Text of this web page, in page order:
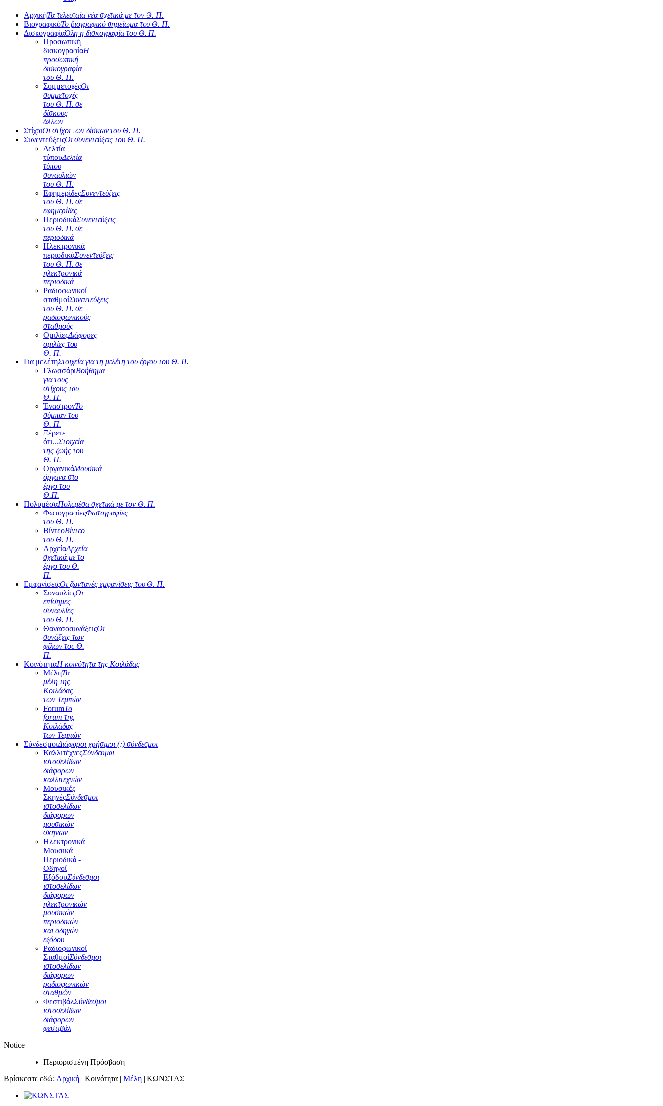
ΑρχικήΤα τελευταία νέα σχετικά με τον Θ. Π.
ΒιογραφικόΤο βιογραφικό σημείωμα του Θ. Π.
ΔισκογραφίαΌλη η δισκογραφία του Θ. Π.
Προσωπική
δισκογραφίαΗ
προσωπική
δισκογραφία
του Θ. Π.
ΣυμμετοχέςΟι
συμμετοχές
του Θ. Π. σε
δίσκους
άλλων
ΣτίχοιΟι στίχοι των δίσκων του Θ. Π.
ΣυνεντεύξειςΟι συνεντεύξεις του Θ. Π.
Δελτία
τύπουΔελτία
τύπου
συναυλιών
του Θ. Π.
ΕφημερίδεςΣυνεντεύξεις
του Θ. Π. σε
εφημερίδες
ΠεριοδικάΣυνεντεύξεις
του Θ. Π. σε
περιοδικά
Ηλεκτρονικά
περιοδικάΣυνεντεύξεις
του Θ. Π. σε
ηλεκτρονικά
περιοδικά
Ραδιοφωνικοί
σταθμοίΣυνεντεύξεις
του Θ. Π. σε
ραδιοφωνικούς
σταθμούς
ΟμιλίεςΔιάφορες
ομιλίες του
Θ. Π.
Για μελέτηΣτοιχεία για τη μελέτη του έργου του Θ. Π.
ΓλωσσάριΒοήθημα
για τους
στίχους του
Θ. Π.
ΈναστρονΤο
σύμπαν του
Θ. Π.
Ξέρετε
ότι...Στοιχεία
της ζωής του
Θ. Π.
ΟργανικάΜουσικά
όργανα στο
έργο του
Θ.Π.
ΠολυμέσαΠολυμέσα σχετικά με τον Θ. Π.
ΦωτογραφίεςΦωτογραφίες
του Θ. Π.
ΒίντεοΒίντεο
του Θ. Π.
ΑρχείαΑρχεία
σχετικά με το
έργο του Θ.
Π.
ΕμφανίσειςΟι ζωντανές εμφανίσεις του Θ. Π.
ΣυναυλίεςΟι
επίσημες
συναυλίες
του Θ. Π.
ΘανασοσυνάξειςΟι
συνάξεις των
φίλων του Θ.
Π.
ΚοινότηταΗ κοινότητα της Κοιλάδας
ΜέληΤα
μέλη της
Κοιλάδας
των Τεμπών
ForumΤο
forum της
Κοιλάδας
των Τεμπών
ΣύνδεσμοιΔιάφοροι χρήσιμοι (;) σύνδεσμοι
ΚαλλιτέχνεςΣύνδεσμοι
ιστοσελίδων
διάφορων
καλλιτεχνών
Μουσικές
ΣκηνέςΣύνδεσμοι
ιστοσελίδων
διάφορων
μουσικών
σκηνών
Ηλεκτρονικά
Μουσικά
Περιοδικά -
Οδηγοί
ΕξόδουΣύνδεσμοι
ιστοσελίδων
διάφορων
ηλεκτρονικών
μουσικών
περιοδικών
και οδηγών
εξόδου
Ραδιοφωνικοί
ΣταθμοίΣύνδεσμοι
ιστοσελίδων
διάφορων
ραδιοφωνικών
σταθμών
ΦεστιβάλΣύνδεσμοι
ιστοσελίδων
διάφορων
φεστιβάλ
Notice
Περιορισμένη Πρόσβαση
Βρίσκεστε εδώ: Αρχική | Κοινότητα | Μέλη | ΚΩΝΣΤΑΣ